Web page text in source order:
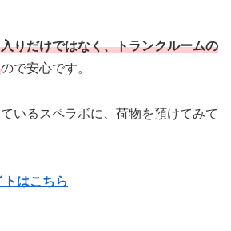
りだけではなく、トランクルームの
ので安心です。
いるスペラボに、荷物を預けてみて
はこちら